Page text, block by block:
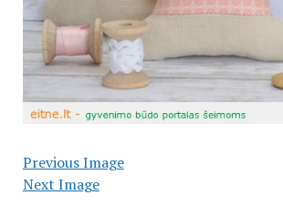
Previous Image
Next Image